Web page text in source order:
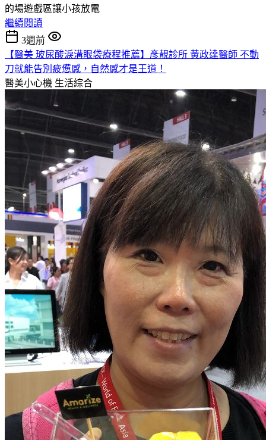
的場遊戲區讓小孩放電
繼續閱讀
3週前
【醫美 玻尿酸淚溝眼袋療程推薦】彥靚診所 黃政達醫師 不動
刀就能告別疲憊感，自然感才是王道！
醫美小心機 生活綜合